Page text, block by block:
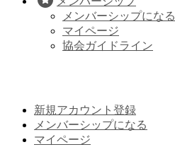
メンバーシップになる
マイページ
協会ガイドライン
新規アカウント登録
メンバーシップになる
マイページ